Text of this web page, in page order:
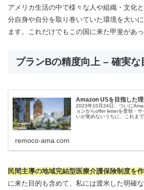
アメリカ生活の中で様々な人や組織・文化
分自身や自分を取り巻いていた環境を大い
ます。これだけでもこの国に来た甲斐があっ
プランBの精度向上 – 確実な
Amazon USを目指した
2023年10月24日、ついに
ョンからoffer letterを受領・
いが覚めないうちに、これま
remoco-ama.com
民間主導の地域完結型医療介護保険制度を
に来た目的も含めて、私には渡米した明確